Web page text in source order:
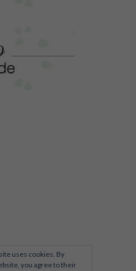
uses cookies. By
you agree to their